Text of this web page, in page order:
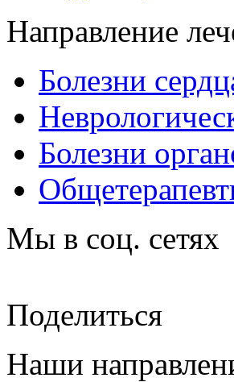
Направление
Болезни
Болезни
Мы в соц. сетях
Поделиться
Наши